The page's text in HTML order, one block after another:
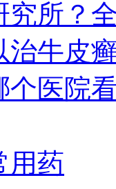
究所？
治牛皮
个医院
用药